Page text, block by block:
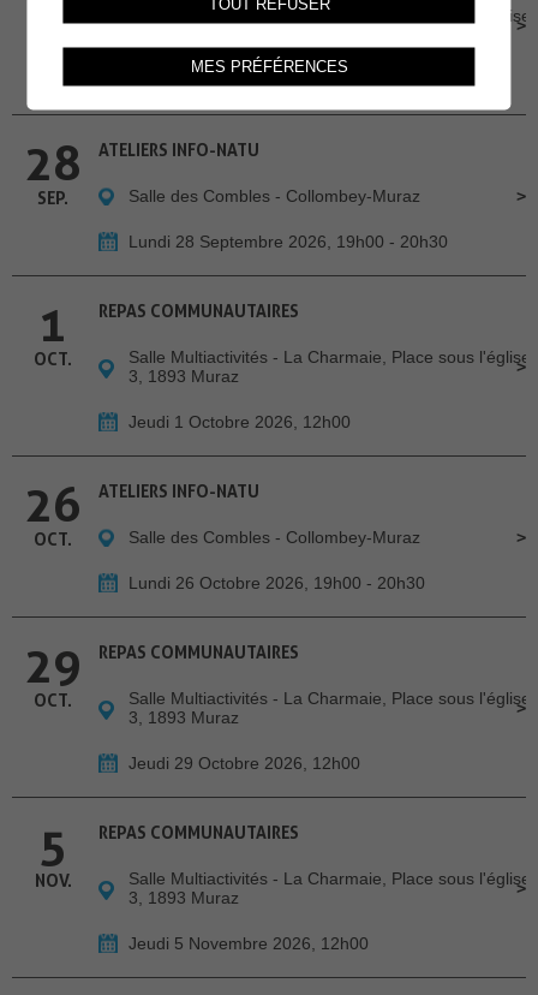
Salle Multiactivités - La Charmaie, Place sous l'église
28
SEP.
ATELIERS INFO-NATU
Salle des Combles - Collombey-Muraz
Lundi 28 Septembre 2026, 19h00 - 20h30
1
OCT.
REPAS COMMUNAUTAIRES
Salle Multiactivités - La Charmaie, Place sous l'église
3, 1893 Muraz
Jeudi 1 Octobre 2026, 12h00
26
OCT.
ATELIERS INFO-NATU
Salle des Combles - Collombey-Muraz
Lundi 26 Octobre 2026, 19h00 - 20h30
29
OCT.
REPAS COMMUNAUTAIRES
Salle Multiactivités - La Charmaie, Place sous l'église
3, 1893 Muraz
Jeudi 29 Octobre 2026, 12h00
5
NOV.
REPAS COMMUNAUTAIRES
Salle Multiactivités - La Charmaie, Place sous l'église
3, 1893 Muraz
Jeudi 5 Novembre 2026, 12h00
TOUT REFUSER
MES PRÉFÉRENCES